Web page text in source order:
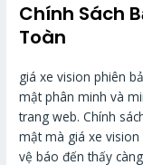
Chính Sách
Toàn
giá xe vision phiên
mật phân minh và
trang web. Chính
mật mà giá xe
vệ báo đến thấy